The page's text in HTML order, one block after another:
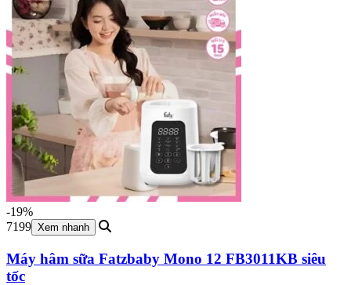
-19%
7199 Xem nhanh
Máy hâm sữa Fatzbaby Mono 12 FB3011KB siêu
tốc